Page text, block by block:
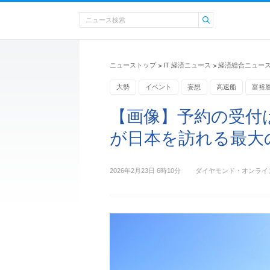
ニューストップ > IT 経済ニュース > 経済総合ニュー
大勢 イベント 妄想 高速船 富裕
【画像】予約の受
が日本を訪れる最大
2026年2月23日 6時10分 ダイヤモンド・オンライ